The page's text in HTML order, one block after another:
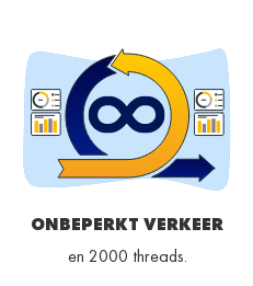
ONBEPERKT VERKEER
en 2000 threads.